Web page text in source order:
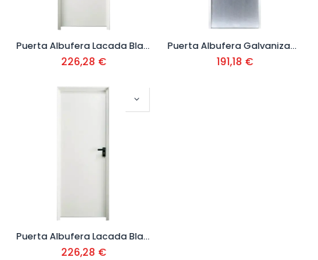
Puerta Albufera Lacada Blanca Drch Marco C-40
226,28 €
Puerta Albufera Galvanizada Izq Marco C-40
191,18 €
Puerta Albufera Lacada Blanca Izq Marco C-40
226,28 €